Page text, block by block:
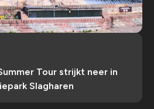
Tour strijkt neer in
Slagharen